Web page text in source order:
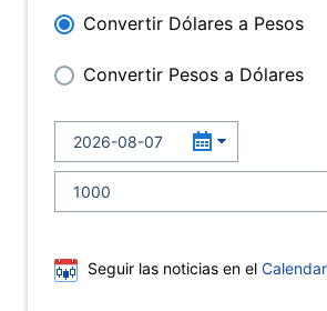
Convertir Dólares a Pesos
Convertir Pesos a Dólares
Seguir las noticias en el